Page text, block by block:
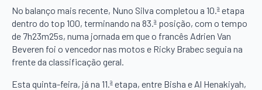
No balanço mais recente, Nuno Silva completou a 10.ª etapa
dentro do top 100, terminando na 83.ª posição, com o tempo
de 7h23m25s, numa jornada em que o francês Adrien Van
Beveren foi o vencedor nas motos e Ricky Brabec seguia na
frente da classificação geral.
Esta quinta-feira, já na 11.ª etapa, entre Bisha e Al Henakiyah,